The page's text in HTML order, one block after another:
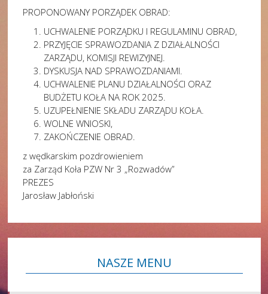
PROPONOWANY PORZĄDEK OBRAD:
UCHWALENIE PORZĄDKU I REGULAMINU OBRAD,
PRZYJĘCIE SPRAWOZDANIA Z DZIAŁALNOŚCI
ZARZĄDU, KOMISJI REWIZYJNEJ.
DYSKUSJA NAD SPRAWOZDANIAMI.
UCHWALENIE PLANU DZIAŁALNOŚCI ORAZ
BUDŻETU KOŁA NA ROK 2025.
UZUPEŁNIENIE SKŁADU ZARZĄDU KOŁA.
WOLNE WNIOSKI,
ZAKOŃCZENIE OBRAD.
z wędkarskim pozdrowieniem
za Zarząd Koła PZW Nr 3 „Rozwadów”
PREZES
Jarosław Jabłoński
NASZE MENU